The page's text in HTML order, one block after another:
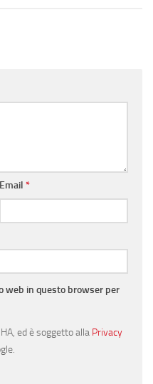
Email *
web in questo browser per
ed è soggetto alla Privacy